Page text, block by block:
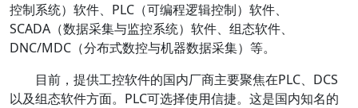
控制系统）软件、PLC（可编程逻辑控制）软件、
SCADA（数据采集与监控系统）软件、组态软件、
DNC/MDC（分布式数控与机器数据采集）等。
目前，提供工控软件的国内厂商主要聚焦在PLC、DCS
以及组态软件方面。PLC可选择使用信捷。这是国内知名的